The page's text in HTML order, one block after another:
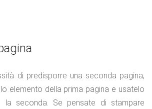
di predisporre una seconda pagina,
elemento della prima pagina e usatelo
la seconda. Se pensate di stampare